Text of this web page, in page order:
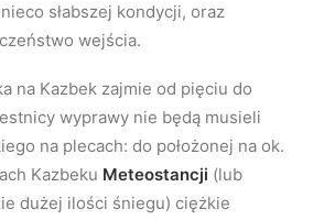
słabszej kondycji, oraz
wejścia.
na Kazbek zajmie od pięciu do
wyprawy nie będą musieli
na plecach: do położonej na ok.
Kazbeku Meteostancji (lub
dużej ilości śniegu) ciężkie